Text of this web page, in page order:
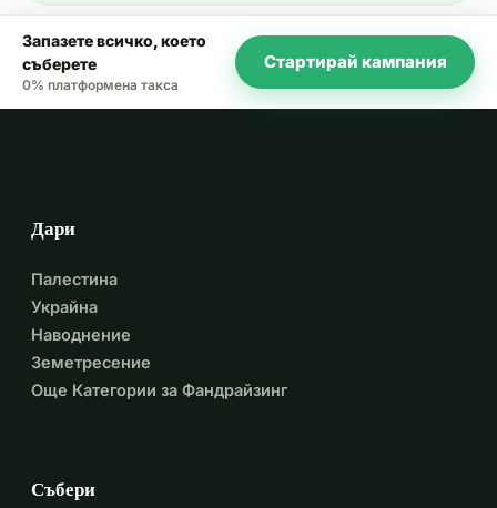
Запазете всичко, което
съберете
0% платформена такса
Стартирай кампания
Дари
Палестина
Украйна
Наводнение
Земетресение
Още Категории за Фандрайзинг
Събери